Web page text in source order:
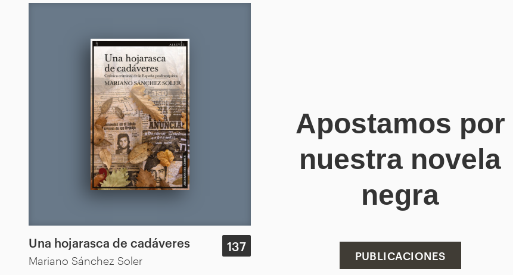
Una hojarasca de cadáveres
Mariano Sánchez Soler
137
Apostamos por
nuestra novela
negra
PUBLICACIONES